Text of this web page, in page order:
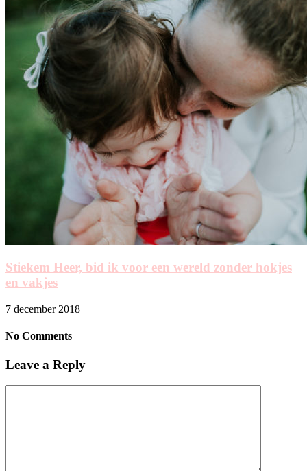
Stiekem Heer, bid ik voor een wereld zonder hokjes
en vakjes
7 december 2018
No Comments
Leave a Reply